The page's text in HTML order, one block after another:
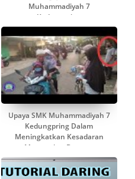
Muhammadiyah 7
Kedungpring
Upaya SMK Muhammadiyah 7
Kedungpring Dalam
Meningkatkan Kesadaran
Masyarakat Dengan
Membagikan Masker